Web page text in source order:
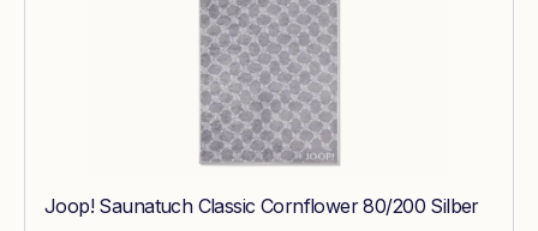
Joop! Saunatuch Classic Cornflower 80/200 Silber